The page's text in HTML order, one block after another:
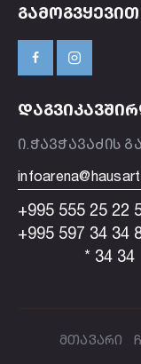
ᲒᲐᲛᲝᲒᲕᲧᲔᲕᲘᲗ
ი.ჭავჭავაძის
+995 555 25 22
+995 597 34 34
* 34 34
მთავარი